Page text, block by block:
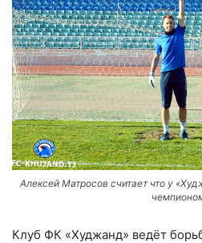
Алексей Матросов считает что у
Клуб ФК «Худжанд» ведёт